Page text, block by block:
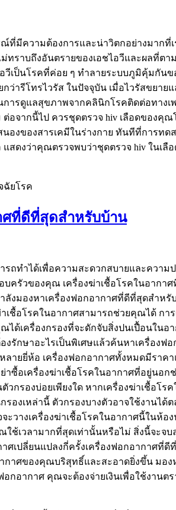
ที่มีความต้องการและน่าวิตกอย่างมาก
ราบถึงอันตรายของเอชไอวีและผลที่ต
เป็นโรคที่ค่อย ๆ ทำลายระบบภูมิคุ้มกัน
ว่ารีโทรไวรัส ในปัจจุบัน เมื่อไวรัสขย
รดูแลสุขภาพจากคลินิกโรคติดต่อทางเ
อจากนี้ไป ควรชุดตรวจ hiv เลือดของ
งของสารเคมีในร่างกาย ทันทีที่การทด
ดงว่าคุณตรวจพบว่าชุดตรวจ hiv ในเ
ฉัยโรค
ศที่ดีที่สุดสำหรับบ้าน
ถทำได้เพื่อความสะดวกสบายและคว
รัวของคุณ เครื่องฆ่าเชื้อโรคในอากาศ
งมองหาเครื่องฟอกอากาศที่ดีที่สุดสำ
อโรคในอากาศสามารถช่วยคุณได้ กา
ได้เครื่องกรองที่จะดักจับสิ่งปนเปื้อนใ
รักษาอะไรเป็นพิเศษแล้วค้นหาเครื่อง
ยยี่ห้อ เครื่องฟอกอากาศทั้งหมดมีราค
อเครื่องฆ่าเชื้อโรคในอากาศที่อยู่นอ
วกรองบ่อยเพียงใด หากเครื่องฆ่าเชื้อ
องเหล่านี้ ตัวกรองบางตัวอาจใช้งาน
วางเครื่องฆ่าเชื้อโรคในอากาศนี้ในห้
วลามากที่สุดเท่านั้นหรือไม่ สิ่งนี้จะจบ
ศเปลี่ยนแปลงกี่ครั้งเครื่องฟอกอากา
าศของคุณบริสุทธิ์และสะอาดยิ่งขึ้น มอ
อากาศ คุณจะต้องจ่ายเงินเพื่อใช้งาน